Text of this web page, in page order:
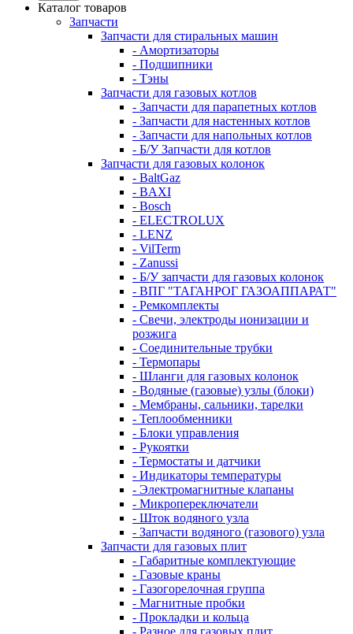
Каталог товаров
Запчасти
Запчасти для стиральных машин
- Амортизаторы
- Подшипники
- Тэны
Запчасти для газовых котлов
- Запчасти для парапетных котлов
- Запчасти для настенных котлов
- Запчасти для напольных котлов
- Б/У Запчасти для котлов
Запчасти для газовых колонок
- BaltGaz
- BAXI
- Bosch
- ELECTROLUX
- LENZ
- VilTerm
- Zanussi
- Б/У запчасти для газовых колонок
- ВПГ "ТАГАНРОГ ГАЗОАППАРАТ"
- Ремкомплекты
- Свечи, электроды ионизации и
розжига
- Соединительные трубки
- Термопары
- Шланги для газовых колонок
- Водяные (газовые) узлы (блоки)
- Мембраны, сальники, тарелки
- Теплообменники
- Блоки управления
- Рукоятки
- Термостаты и датчики
- Индикаторы температуры
- Электромагнитные клапаны
- Микропереключатели
- Шток водяного узла
- Запчасти водяного (газового) узла
Запчасти для газовых плит
- Габаритные комплектующие
- Газовые краны
- Газогорелочная группа
- Магнитные пробки
- Прокладки и кольца
- Разное для газовых плит